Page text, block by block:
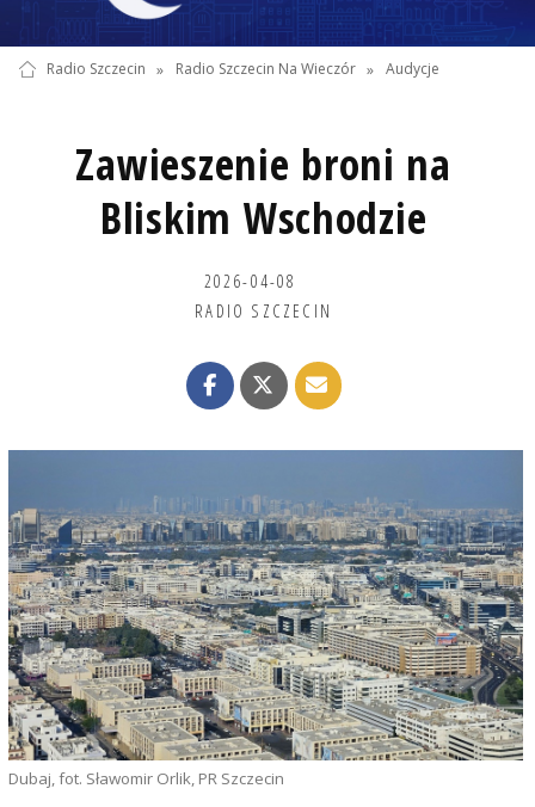
Radio Szczecin » Radio Szczecin Na Wieczór » Audycje
Zawieszenie broni na
Bliskim Wschodzie
2026-04-08
RADIO SZCZECIN
Dubaj, fot. Sławomir Orlik, PR Szczecin